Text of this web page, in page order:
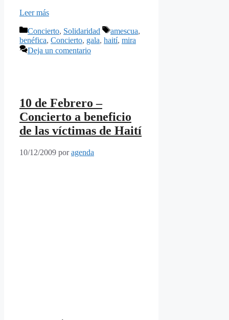
Leer más
Categorías
Concierto, Solidaridad Etiquetas
amescua,
benéfica, Concierto, gala, haití, mira
Deja un comentario
10 de Febrero –
Concierto a beneficio
de las víctimas de Haití
10/12/2009 poragenda